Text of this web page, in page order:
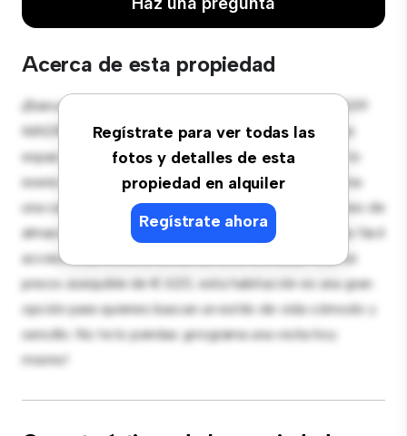
Acerca de esta propiedad
Regístrate para ver todas las
fotos y detalles de esta
propiedad en alquiler
Regístrate ahora
¡Bienvenido a tu nueva estancia en Carnicer, 21, 28039
MADRID, Tetuán! Esta cómoda habitación ofrece un
espacio de vida pacífico y privado. Amueblada con lo
esencial para tu disfrute, esta habitación proporciona
una cama cómoda, un espacio de trabajo y soluciones de
almacenamiento. Con su increíble ubicación, tendrás fácil
acceso a servicios y zonas de ocio cercanas. Con un
precio asequible de € 620, esta habitación es una gran
opción para quienes buscan un estilo de vida cómodo y
sencillo. No te lo pierdas: ¡programa una visita hoy
mismo!